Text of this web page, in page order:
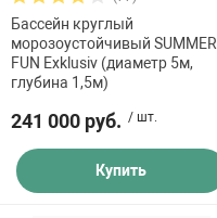
Бассейн круглый
морозоустойчивый SUMMER
FUN Exklusiv (диаметр 5м,
глубина 1,5м)
241 000 руб. / шт.
Купить